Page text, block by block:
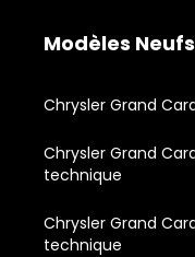
Modèles Neufs
Chrysler Grand
Chrysler Grand
technique
Chrysler Grand
technique